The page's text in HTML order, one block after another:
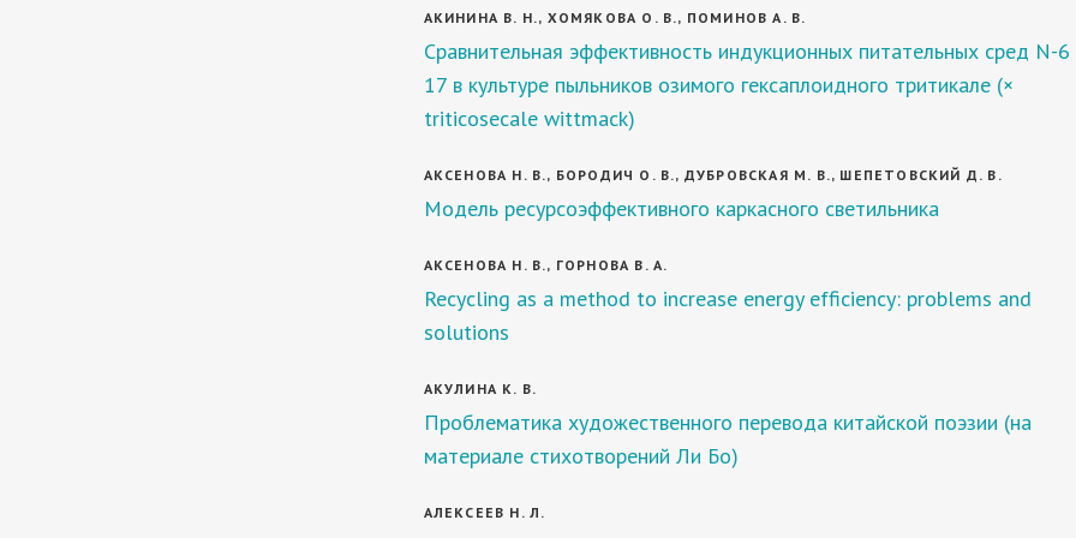
АКИНИНА В. Н., ХОМЯКОВА О. В., ПОМИНОВ А. В.
Сравнительная эффективность индукционных питательных сред N-6
17 в культуре пыльников озимого гексаплоидного тритикале (×
triticosecale wittmack)
АКСЕНОВА Н. В., БОРОДИЧ О. В., ДУБРОВСКАЯ М. В., ШЕПЕТОВСКИЙ Д. В.
Модель ресурсоэффективного каркасного светильника
АКСЕНОВА Н. В., ГОРНОВА В. А.
Recycling as a method to increase energy efficiency: problems and
solutions
АКУЛИНА К. В.
Проблематика художественного перевода китайской поэзии (на
материале стихотворений Ли Бо)
АЛЕКСЕЕВ Н. Л.